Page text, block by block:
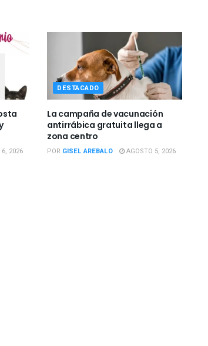
2026
DESTACADO
La campaña de vacunación
antirrábica gratuita llega a
zona centro
POR GISEL AREBALO AGOSTO 5, 2026